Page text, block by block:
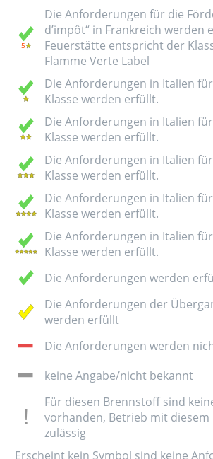
Die Anforderungen für die
d’impôt“ in Frankreich werden
Feuerstätte entspricht der
Flamme Verte Label
Die Anforderungen in Italien
Klasse werden erfüllt.
Die Anforderungen in Italien
Klasse werden erfüllt.
Die Anforderungen in Italien
Klasse werden erfüllt.
Die Anforderungen in Italien
Klasse werden erfüllt.
Die Anforderungen in Italien
Klasse werden erfüllt.
Die Anforderungen werden
Die Anforderungen der
werden erfüllt
Die Anforderungen werden
keine Angabe/nicht bekannt
Für diesen Brennstoff sind
vorhanden, Betrieb mit
zulässig
Erscheint kein Symbol sind keine